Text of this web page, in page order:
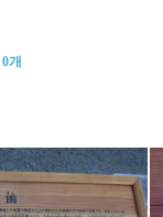
0개